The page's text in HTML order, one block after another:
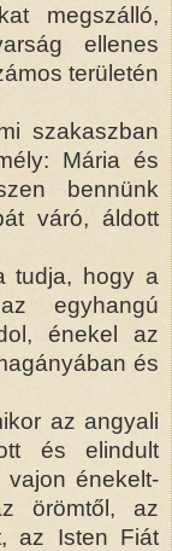
megszálló,
ellenes
területén
szakaszban
Mária és
bennünk
váró, áldott
tudja, hogy a
egyhangú
énekel az
és
az angyali
és elindult
vajon énekelt-
örömtől, az
az Isten Fiát